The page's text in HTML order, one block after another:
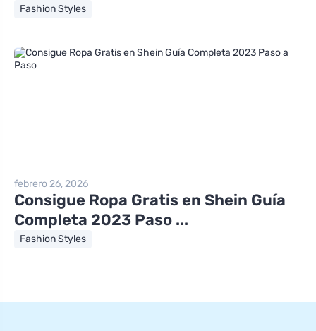
Fashion Styles
febrero 26, 2026
Consigue Ropa Gratis en Shein Guía
Completa 2023 Paso ...
Fashion Styles